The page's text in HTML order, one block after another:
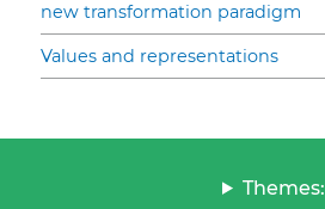
new transformation paradigm
Values and representations
Themes: